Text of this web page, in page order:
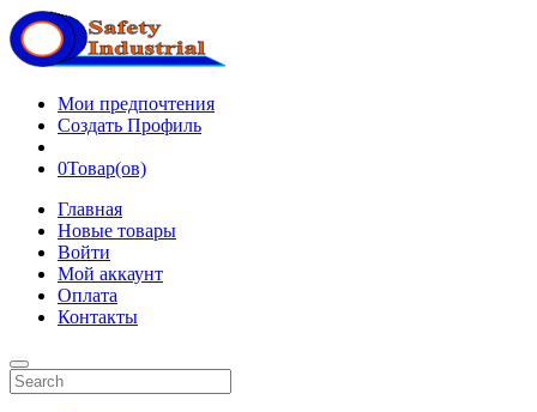
Мои предпочтения
Создать Профиль
0Товар(ов)
Главная
Новые товары
Войти
Мой аккаунт
Оплата
Контакты